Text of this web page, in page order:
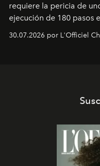
requiere la pericia de
ejecución de 180 pasos
semanas. Los expertos
que se enseña
30.07.2026 por L'Officiel